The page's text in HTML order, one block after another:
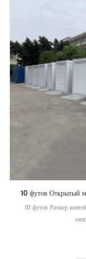
10 футов Открытый
10 футов Размер